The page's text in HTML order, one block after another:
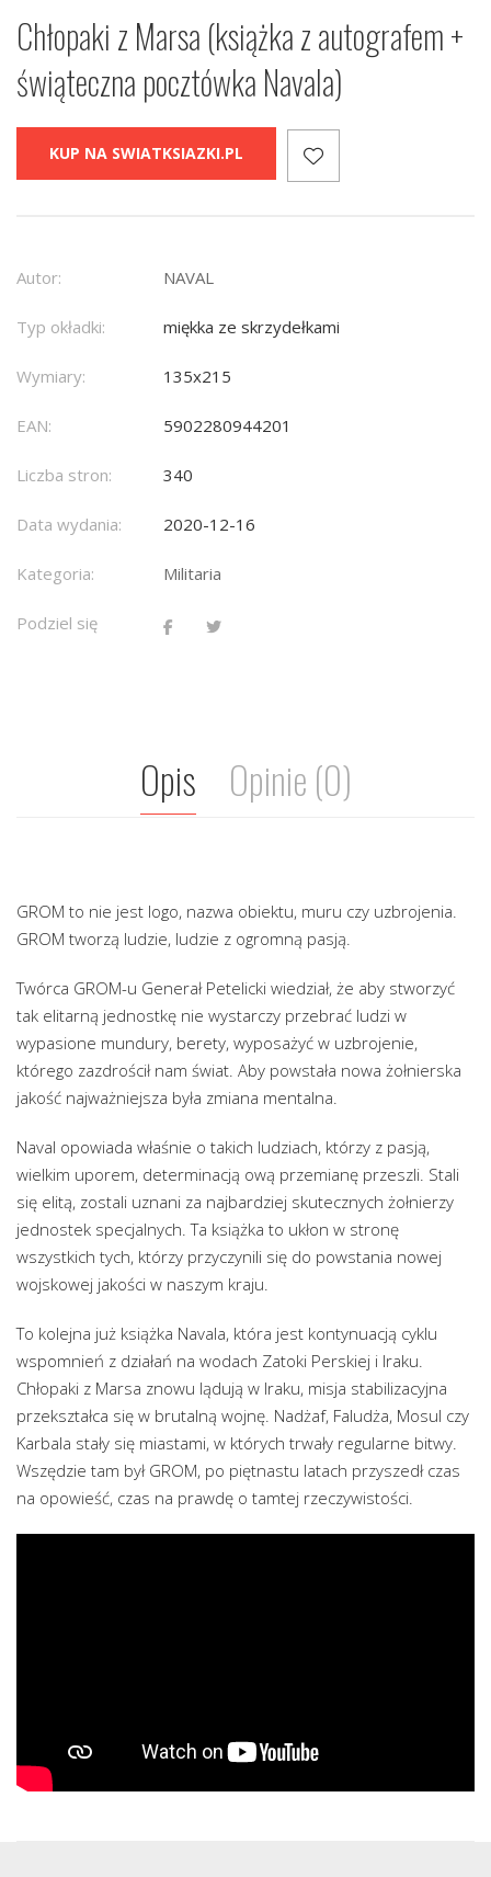
Chłopaki z Marsa (książka z autografem +
świąteczna pocztówka Navala)
KUP NA SWIATKSIAZKI.PL
Autor: NAVAL
Typ okładki: miękka ze skrzydełkami
Wymiary: 135x215
EAN: 5902280944201
Liczba stron: 340
Data wydania: 2020-12-16
Kategoria: Militaria
Podziel się
Opis Opinie (0)
GROM to nie jest logo, nazwa obiektu, muru czy uzbrojenia.
GROM tworzą ludzie, ludzie z ogromną pasją.
Twórca GROM-u Generał Petelicki wiedział, że aby stworzyć
tak elitarną jednostkę nie wystarczy przebrać ludzi w
wypasione mundury, berety, wyposażyć w uzbrojenie,
którego zazdrościł nam świat. Aby powstała nowa żołnierska
jakość najważniejsza była zmiana mentalna.
Naval opowiada właśnie o takich ludziach, którzy z pasją,
wielkim uporem, determinacją ową przemianę przeszli. Stali
się elitą, zostali uznani za najbardziej skutecznych żołnierzy
jednostek specjalnych. Ta książka to ukłon w stronę
wszystkich tych, którzy przyczynili się do powstania nowej
wojskowej jakości w naszym kraju.
To kolejna już książka Navala, która jest kontynuacją cyklu
wspomnień z działań na wodach Zatoki Perskiej i Iraku.
Chłopaki z Marsa znowu lądują w Iraku, misja stabilizacyjna
przekształca się w brutalną wojnę. Nadżaf, Faludża, Mosul czy
Karbala stały się miastami, w których trwały regularne bitwy.
Wszędzie tam był GROM, po piętnastu latach przyszedł czas
na opowieść, czas na prawdę o tamtej rzeczywistości.